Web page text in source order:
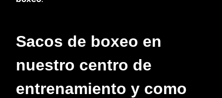
Sacos de boxeo en
nuestro centro de
entrenamiento y como